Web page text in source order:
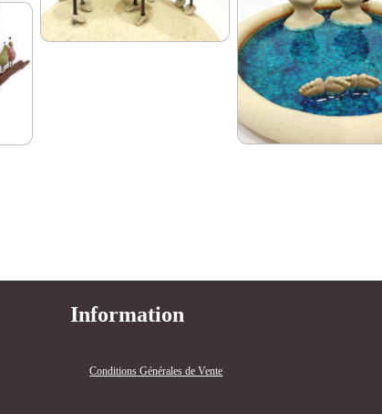
Information
Conditions Générales de Vente